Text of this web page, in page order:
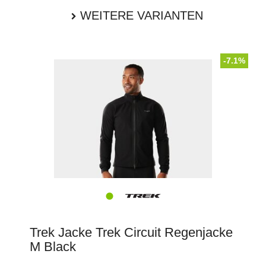
WEITERE VARIANTEN
-7.1%
Trek Jacke Trek Circuit Regenjacke
M Black